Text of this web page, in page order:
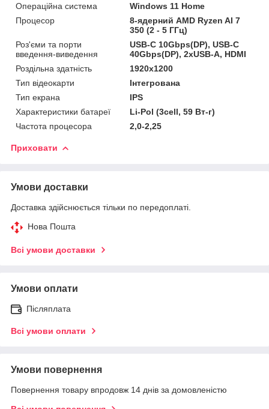
Операційна система
Windows 11 Home
Процесор
8-ядерний AMD Ryzen AI 7
350 (2 - 5 ГГц)
Роз'єми та порти
введення-виведення
USB-C 10Gbps(DP), USB-C
40Gbps(DP), 2xUSB-A, HDMI
Роздільна здатність
1920x1200
Тип відеокарти
Інтегрована
Тип екрана
IPS
Характеристики батареї
Li-Pol (3cell, 59 Вт-г)
Частота процесора
2,0-2,25
Приховати
Умови доставки
Доставка здійснюється тільки по передоплаті.
Нова Пошта
Всі умови доставки
Умови оплати
Післяплата
Всі умови оплати
Умови повернення
Повернення товару впродовж 14 днів за домовленістю